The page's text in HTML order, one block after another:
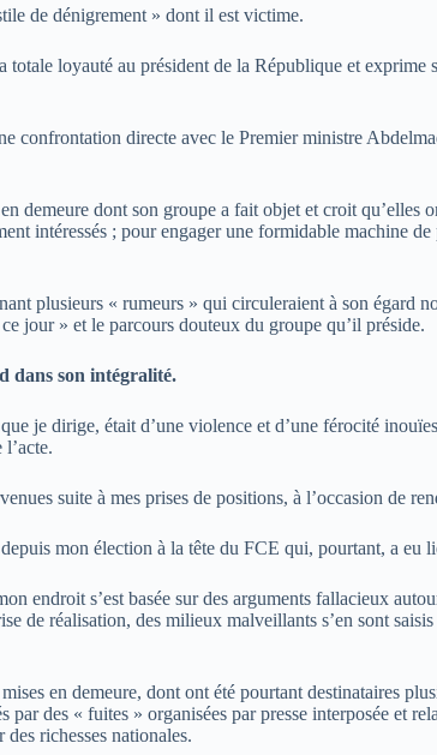
de dénigrement » dont il est victime.
loyauté au président de la République et
confrontation directe avec le Premier ministre
demeure dont son groupe a fait objet et croit
intéressés ; pour engager une formidable machine
plusieurs « rumeurs » qui circuleraient à son égard
jour » et le parcours douteux du groupe qu’il préside.
dans son intégralité.
je dirige, était d’une violence et d’une férocité
suite à mes prises de positions, à l’occasion de
mon élection à la tête du FCE qui, pourtant, a eu
endroit s’est basée sur des arguments fallacieux
de réalisation, des milieux malveillants s’en sont
en demeure, dont ont été pourtant destinataires
des « fuites » organisées par presse interposée et
richesses nationales.